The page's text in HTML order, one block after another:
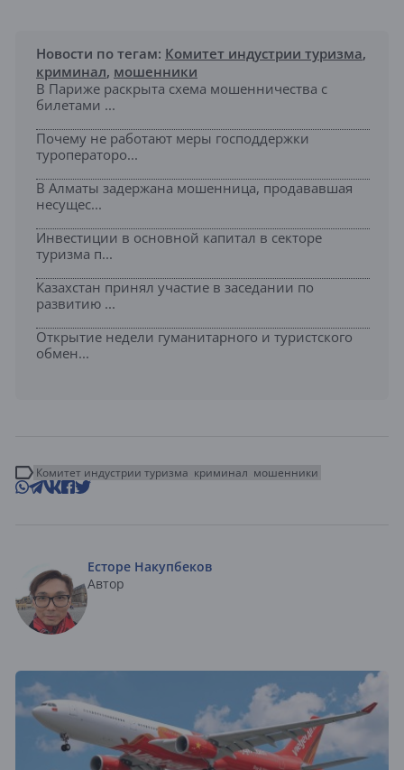
Новости по тегам: Комитет индустрии туризма,
криминал, мошенники
В Париже раскрыта схема мошенничества с
билетами ...
Почему не работают меры господдержки
туроператоро...
В Алматы задержана мошенница, продававшая
несущес...
Инвестиции в основной капитал в секторе
туризма п...
Казахстан принял участие в заседании по
развитию ...
Открытие недели гуманитарного и туристского
обмен...
Комитет индустрии туризма криминал мошенники
Есторе Накупбеков
Автор